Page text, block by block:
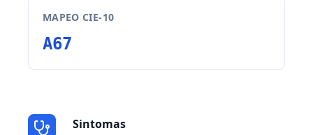
MAPEO CIE-10
A67
Sintomas